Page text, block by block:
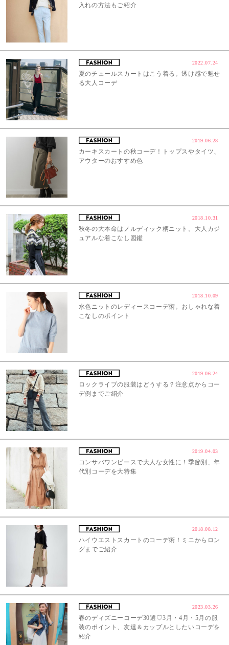
入れの方法もご紹介
2022.07.24
夏のチュールスカートはこう着る。透け感で魅せ
る大人コーデ
2019.06.28
カーキスカートの秋コーデ！トップスやタイツ、
アウターのおすすめ色
2018.10.31
秋冬の大本命はノルディック柄ニット。大人カジ
ュアルな着こなし図鑑
2018.10.09
水色ニットのレディースコーデ術。おしゃれな着
こなしのポイント
2019.06.24
ロックライブの服装はどうする？注意点からコー
デ例までご紹介
2019.04.03
コンサバワンピースで大人な女性に！季節別、年
代別コーデを大特集
2018.08.12
ハイウエストスカートのコーデ術！ミニからロン
グまでご紹介
2023.03.26
春のディズニーコーデ30選♡3月・4月・5月の服
装のポイント、友達＆カップルとしたいコーデを
紹介